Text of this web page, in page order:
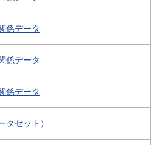
係データ
係データ
係データ
タセット）